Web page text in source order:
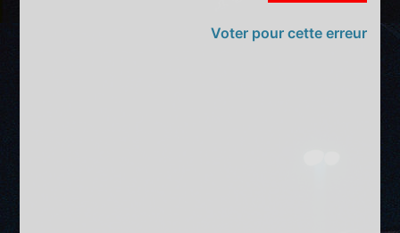
Voter pour cette erreur